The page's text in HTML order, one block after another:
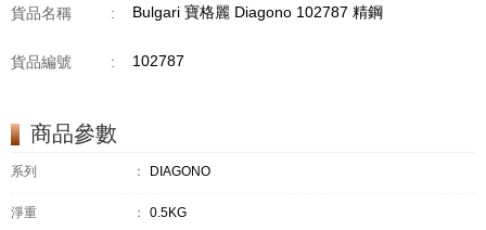
貨品名稱 : Bulgari 寶格麗 Diagono 102787 精鋼
貨品編號 : 102787
商品參數
系列 ： DIAGONO
淨重 ： 0.5KG